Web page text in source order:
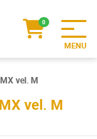
vel. M
vel. M